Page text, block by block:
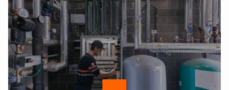
LEREN
ALLES
OVER
DESEM
MOUT